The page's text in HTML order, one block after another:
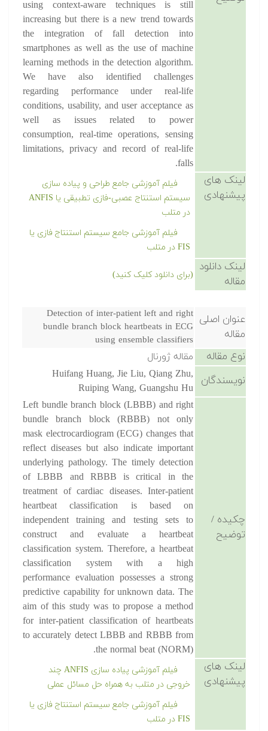
using context-aware techniques is still
increasing but there is a new trend towards
the integration of fall detection into
smartphones as well as the use of machine
learning methods in the detection algorithm.
We have also identified challenges
regarding performance under real-life
conditions, usability, and user acceptance as
well as issues related to power
consumption, real-time operations, sensing
limitations, privacy and record of real-life
falls.
لینک های
پیشنهادی
فیلم آموزشی جامع طراحی و پیاده سازی
سیستم استنتاج عصبی-فازی تطبیقی یا ANFIS
در متلب
فیلم آموزشی جامع سیستم استنتاج فازی
یا FIS در متلب
لینک دانلود
مقاله
(برای دانلود کلیک کنید)
عنوان اصلی
مقاله
Detection of inter-patient left and right
bundle branch block heartbeats in ECG
using ensemble classifiers
نوع مقاله مقاله ژورنال
نویسندگان
Huifang Huang, Jie Liu, Qiang Zhu,
Ruiping Wang, Guangshu Hu
چکیده /
توضیح
Left bundle branch block (LBBB) and right
bundle branch block (RBBB) not only
mask electrocardiogram (ECG) changes that
reflect diseases but also indicate important
underlying pathology. The timely detection
of LBBB and RBBB is critical in the
treatment of cardiac diseases. Inter-patient
heartbeat classification is based on
independent training and testing sets to
construct and evaluate a heartbeat
classification system. Therefore, a heartbeat
classification system with a high
performance evaluation possesses a strong
predictive capability for unknown data. The
aim of this study was to propose a method
for inter-patient classification of heartbeats
to accurately detect LBBB and RBBB from
the normal beat (NORM).
لینک های
پیشنهادی
فیلم آموزشی پیاده سازی ANFIS چند
خروجی در متلب به همراه حل مسائل عملی
فیلم آموزشی جامع سیستم استنتاج فازی
یا FIS در متلب